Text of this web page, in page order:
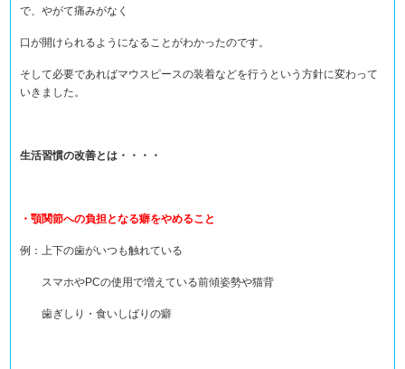
で、やがて痛みがなく
口が開けられるようになることがわかったのです。
そして必要であればマウスピースの装着などを行うという方針に変わって
いきました。
生活習慣の改善とは・・・・
・顎関節への負担となる癖をやめること
例：上下の歯がいつも触れている
スマホやPCの使用で増えている前傾姿勢や猫背
歯ぎしり・食いしばりの癖